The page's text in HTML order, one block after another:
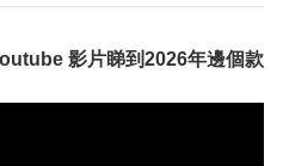
影片睇到2026年邊個款